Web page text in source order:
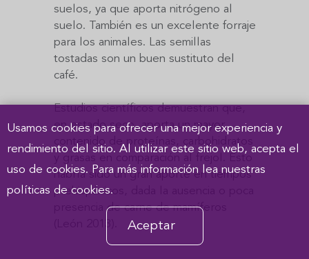
suelos, ya que aporta nitrógeno al
suelo. También es un excelente forraje
para los animales. Las semillas
tostadas son un buen sustituto del
café.
Estudios científicos demuestran que,
en estado seco, aporta un mayor
contenido de proteínas, carbohidratos
habría sido un gran aporte en tiempos
prehispánicos, dada la ausencia o poca
presencia de carne de mamíferos
Usamos cookies para ofrecer una mejor experiencia y
rendimiento del sitio. Al utilizar este sitio web, acepta el
uso de cookies. Para más información lea nuestras
políticas de cookies.
Aceptar